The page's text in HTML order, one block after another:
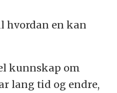
hvordan en kan
kunnskap om
lang tid og endre,